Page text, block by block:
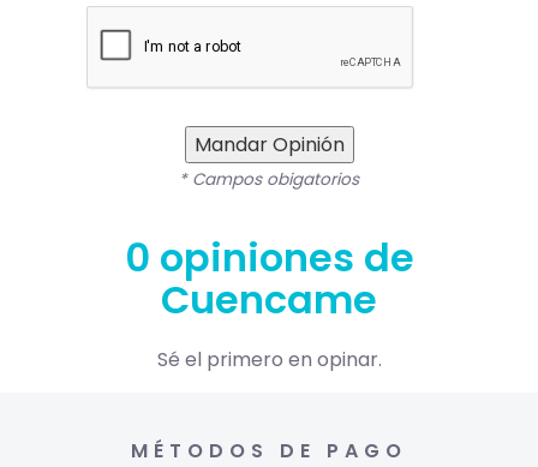
Mandar Opinión
* Campos obigatorios
0 opiniones de
Cuencame
Sé el primero en opinar.
MÉTODOS DE PAGO